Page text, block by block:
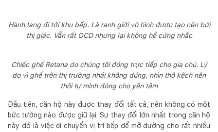
Hành lang đi tới khu bếp. Là ranh giới vô hình được tạo nên bởi
thị giác. Vẫn rất OCD nhưng lại không hề cứng nhắc
Chiếc ghế Retana do chúng tôi đóng trực tiếp cho gia chủ. Lý
do vì ghế trên thị trường nhái không đúng, nhìn thô kệch nên
thôi tự mình đóng cho yên tâm
Đầu tiên, căn hộ này được thay đổi tất cả, nên không có một
bức tường nào được giữ lại. Sự thay đổi lớn nhất trong căn hộ
này đó là việc di chuyển vị trí bếp để mở đường cho rất nhiều